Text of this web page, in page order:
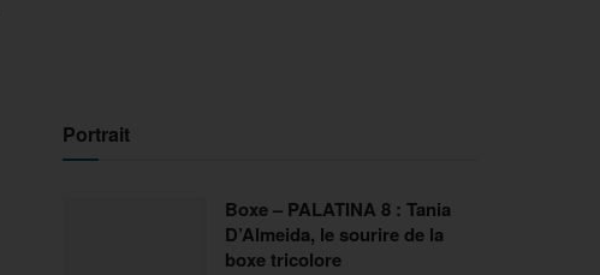
Portrait
Boxe – PALATINA 8 : Tania
D’Almeida, le sourire de la
boxe tricolore